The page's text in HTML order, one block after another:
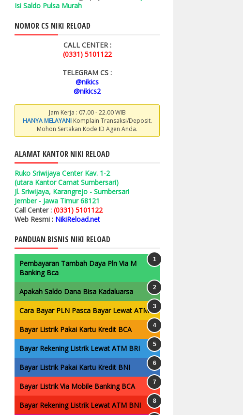
Isi Saldo Pulsa Murah
NOMOR CS NIKI RELOAD
CALL CENTER :
(0331) 5101122
TELEGRAM CS :
@nikics
@nikics2
Jam Kerja : 07.00 - 22.00 WIB
HANYA MELAYANIKomplain Transaksi/Deposit.
Mohon Sertakan Kode ID Agen Anda.
ALAMAT KANTOR NIKI RELOAD
Ruko Sriwijaya Center Kav. 1-2
(utara Kantor Camat Sumbersari)
Jl. Sriwijaya, Karangrejo - Sumbersari
Jember - Jawa Timur 68121
Call Center : (0331) 5101122
Web Resmi : NikiReload.net
PANDUAN BISNIS NIKI RELOAD
Pembayaran Tambah Daya Pln Via M
Banking Bca
Apakah Saldo Dana Bisa Kadaluarsa
Cara Bayar PLN Pasca Bayar Lewat ATM
Bayar Listrik Pakai Kartu Kredit BCA
Bayar Rekening Listrik Lewat ATM BRI
Bayar Listrik Pakai Kartu Kredit BNI
Bayar Listrik Via Mobile Banking BCA
Bayar Rekening Listrik Lewat ATM BNI